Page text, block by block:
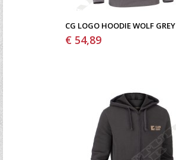
CG LOGO HOODIE WOLF GREY
€ 54,89